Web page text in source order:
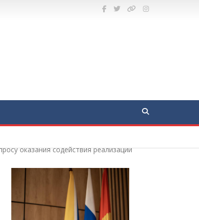
оказания содействия реализации